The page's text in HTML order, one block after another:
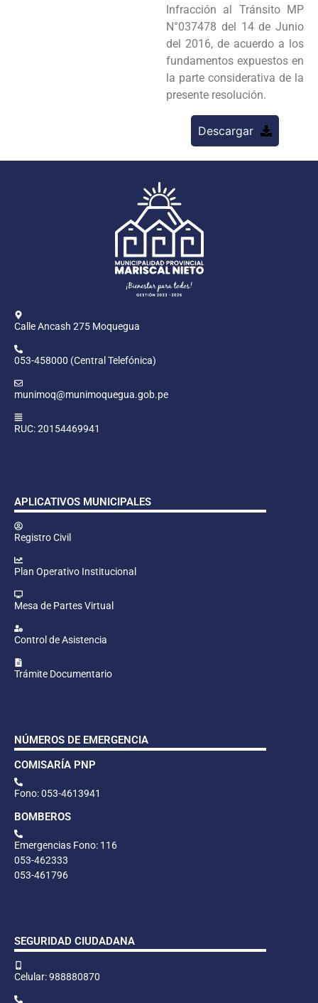
Infracción al Tránsito MP
N°037478 del 14 de Junio
del 2016, de acuerdo a los
fundamentos expuestos en
la parte considerativa de la
presente resolución.
Descargar
Calle Ancash 275 Moquegua
053-458000 (Central Telefónica)
munimoq@munimoquegua.gob.pe
RUC: 20154469941
APLICATIVOS MUNICIPALES
Registro Civil
Plan Operativo Institucional
Mesa de Partes Virtual
Control de Asistencia
Trámite Documentario
NÚMEROS DE EMERGENCIA
COMISARÍA PNP
Fono: 053-4613941
BOMBEROS
Emergencias Fono: 116
053-462333
053-461796
SEGURIDAD CIUDADANA
Celular: 988880870